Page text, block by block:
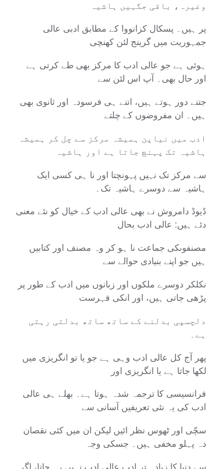
وغیرہ، باقی جگہیں ہاشیہ
پر ہیں۔ پسکال کزانووا کے مطابق ادبی عالی
جمہوریت میں گرینج لئن کھنچی
ہوئی ہے جو عالی ادب کا مرکز بھی طے کرتی ہے
اور حال بھی۔ آپ اس لئن سے
جتنے دور ہوتے ہیں، اتنے ہی فرسودہ اور ثانوی بھی
ہیں۔ ان مفروضوں کے چلتے
ادب میں نیاپن ہمیشہ مرکز سے چل کر ہمیشہ
ہاشیہ تک پہنچ جاتا ہے اور ہاشیہ
سے مرکز تک نہیں پہونچتا اور نا ہی کسی ایک
ہاشیہ سے دوسرے ہاشیہ تک۔
ڈیوڈ دامروش نے بھی عالی ادب کے خیال کو نئے معنی
دئے ہیں: عالی ادب بحال
مصنفوںکی جماعت نا ہو کر وہ مصنف اور کتابیں
ہیں جو اپنے بنیادی حوالے سے
نکلکر دوسرے ملکوں اور زبانوں میں ادب کے طور پر
پڑھی جاتی ہیں، اور انکی فہرست
دلچسپی بدلنے کے ساتھ ساتھ بدلتی رہتی
ہے۔
پھر آج کل عالی ادب وہی ہے جو یا تو انگریزی میں
لکھا جاتا ہے یا انگریزی اور
فرانسیسی کا ترجمہ شدہ ہوتا ہے۔ بھلے ہی عالی
ادب کی یہ نئی تعریفیں آسانی سے
سچّی اور ٹھوس نظر ائیں لیکن ان میں کئی نقصان
دہ پہلو مخفی ہیں۔ جسکی وجہ